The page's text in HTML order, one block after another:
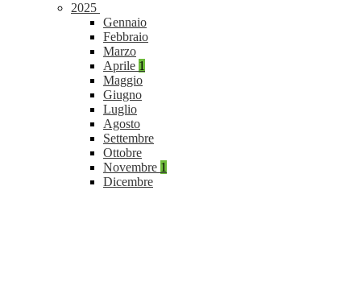
2025
Gennaio
Febbraio
Marzo
Aprile 1
Maggio
Giugno
Luglio
Agosto
Settembre
Ottobre
Novembre 1
Dicembre